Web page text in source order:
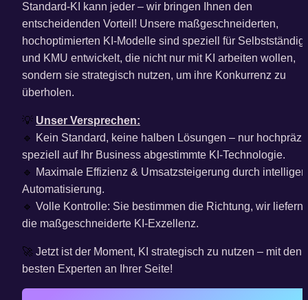
Standard-KI kann jeder – wir bringen Ihnen den
entscheidenden Vorteil! Unsere maßgeschneiderten,
hochoptimierten KI-Modelle sind speziell für
und KMU entwickelt, die nicht nur mit KI arbeiten wollen,
sondern sie strategisch nutzen, um ihre Konkurrenz zu
überholen.
💡 Unser Versprechen:
🔹 Kein Standard, keine halben Lösungen – nur
speziell auf Ihr Business abgestimmte KI-Technologie.
🔹 Maximale Effizienz & Umsatzsteigerung durch
Automatisierung.
🔹 Volle Kontrolle: Sie bestimmen die Richtung, wir liefern
die maßgeschneiderte KI-Exzellenz.
🚀 Jetzt ist der Moment, KI strategisch zu nutzen – mit den
besten Experten an Ihrer Seite!